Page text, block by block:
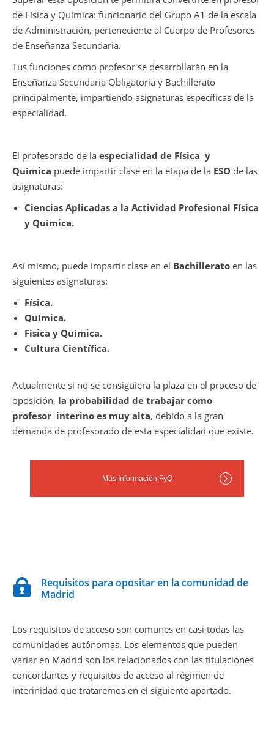
de Física y Química: funcionario del Grupo A1 de la escala
de Administración, perteneciente al Cuerpo de Profesores
de Enseñanza Secundaria.
Tus funciones como profesor se desarrollarán en la
Enseñanza Secundaria Obligatoria y Bachillerato
principalmente, impartiendo asignaturas específicas de la
especialidad.
El profesorado de la especialidad de Física y
Química puede impartir clase en la etapa de la ESO de las
asignaturas:
Ciencias Aplicadas a la Actividad Profesional Física
y Química.
Así mismo, puede impartir clase en el Bachillerato en las
siguientes asignaturas:
Física.
Química.
Física y Química.
Cultura Científica.
Actualmente si no se consiguiera la plaza en el proceso de
oposición, la probabilidad de trabajar como
profesor interino es muy alta, debido a la gran
demanda de profesorado de esta especialidad que existe.
Más Información FyQ
Requisitos para opositar en la comunidad de
Madrid
Los requisitos de acceso son comunes en casi todas las
comunidades autónomas. Los elementos que pueden
variar en Madrid son los relacionados con las titulaciones
concordantes y requisitos de acceso al régimen de
interinidad que trataremos en el siguiente apartado.